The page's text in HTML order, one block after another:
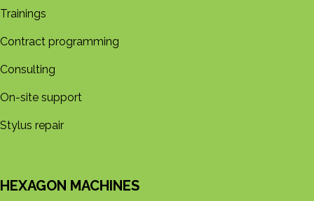
Trainings
Contract programming
Consulting
On-site support
Stylus repair
HEXAGON MACHINES